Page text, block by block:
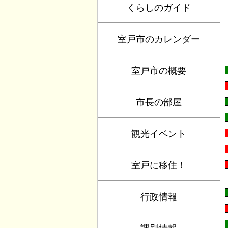
くらしのガイド
室戸市のカレンダー
室戸市の概要
市長の部屋
観光イベント
室戸に移住！
行政情報